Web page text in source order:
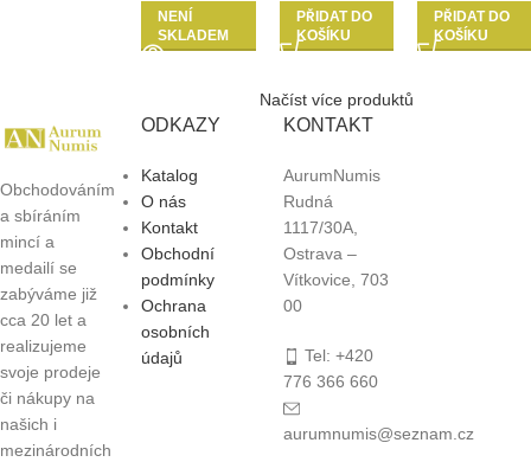
Proof
NENÍ
SKLADEM
b.k.PŘIDAT DO
KOŠÍKU
Proof
PŘIDAT DO
KOŠÍKU
Načíst více produktů
Obchodováním
a sbíráním
mincí a
medailí se
zabýváme již
cca 20 let a
realizujeme
svoje prodeje
či nákupy na
našich i
mezinárodních
ODKAZY
Katalog
O nás
Kontakt
Obchodní
podmínky
Ochrana
osobních
údajů
KONTAKT
AurumNumis
Rudná
1117/30A,
Ostrava –
Vítkovice, 703
00
Tel: +420
776 366 660
aurumnumis@seznam.cz